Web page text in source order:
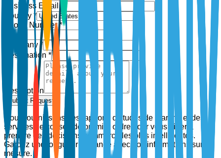
Business Email *
Country *
Phone Number *
Company *
Designation *
Description
Submit Request
Nous fournissons des rapports d'études de marché et des
services de conseil de premier ordre pour vous aider à
prendre des décisions commerciales plus intelligentes.
Gardez une longueur d'avance avec nos informations sur
mesure.